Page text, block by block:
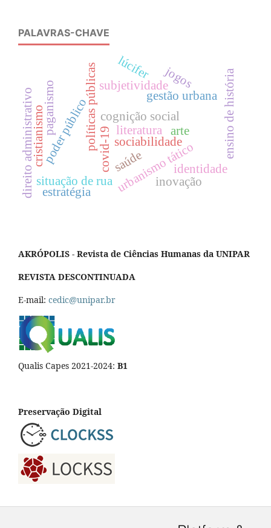
PALAVRAS-CHAVE
covid-19 sociabilidade
políticas públicas gestão urbana
urbanismo táticoidentidade
subjetividade
cognição social
poder público arte
situação de rua
lúcifer
cristianismopaganismo
direito administrativo ensino de história
literatura
saúde
jogos
inovação
estratégia
AKRÓPOLIS - Revista de Ciências Humanas da UNIPAR
REVISTA DESCONTINUADA
E-mail: cedic@unipar.br
Qualis Capes 2021-2024: B1
Preservação Digital